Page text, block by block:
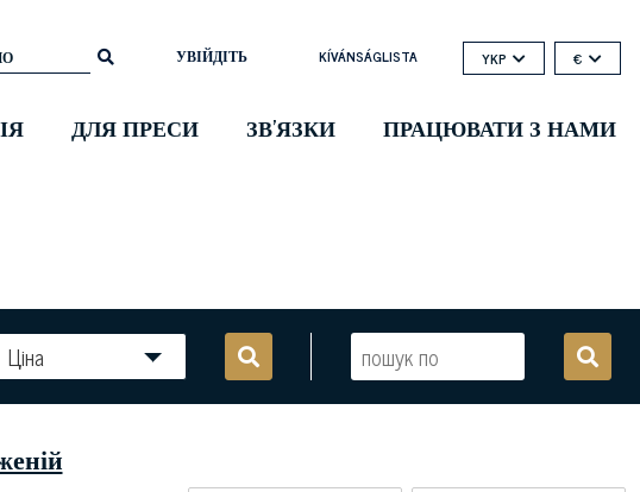
УВІЙДІТЬ KÍVÁNSÁGLISTA YKP €
ДЛЯ ПРЕСИ ЗВ'ЯЗКИ ПРАЦЮВАТИ З НАМИ
Ціна